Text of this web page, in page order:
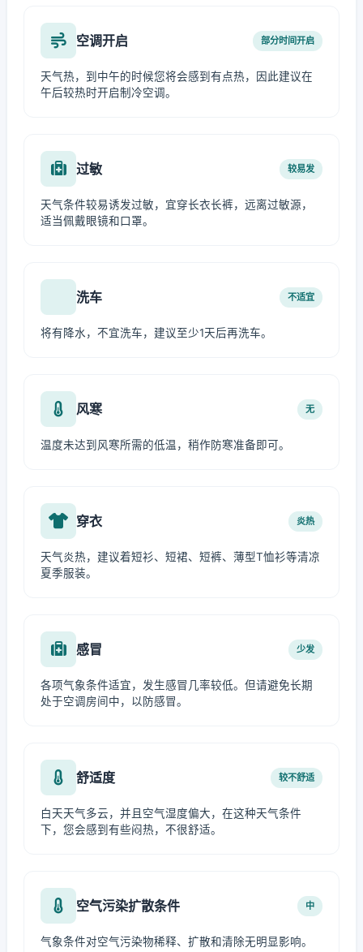
空调开启 部分时间开启
天气热，到中午的时候您将会感到有点热，因此建议在
午后较热时开启制冷空调。
过敏 较易发
天气条件较易诱发过敏，宜穿长衣长裤，远离过敏源，
适当佩戴眼镜和口罩。
洗车 不适宜
将有降水，不宜洗车，建议至少1天后再洗车。
风寒 无
温度未达到风寒所需的低温，稍作防寒准备即可。
穿衣 炎热
天气炎热，建议着短衫、短裙、短裤、薄型T恤衫等清凉
夏季服装。
感冒 少发
各项气象条件适宜，发生感冒几率较低。但请避免长期
处于空调房间中，以防感冒。
舒适度 较不舒适
白天天气多云，并且空气湿度偏大，在这种天气条件
下，您会感到有些闷热，不很舒适。
空气污染扩散条件 中
气象条件对空气污染物稀释、扩散和清除无明显影响。